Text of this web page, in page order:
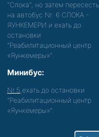
"Слока", но затем пересесть
на автобус Nr. 6 СЛОКА -
ЯУНКЕМЕРИ и ехать до
остановки
"Реабилитационный центр
«Яункемеры»".
Минибус:
Nr.5 ,ехать до остановки
"Реабилитационный центр
«Яункемеры»".